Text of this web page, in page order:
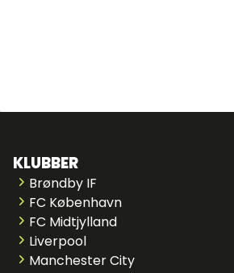
KLUBBER
Brøndby IF
FC København
FC Midtjylland
Liverpool
Manchester City